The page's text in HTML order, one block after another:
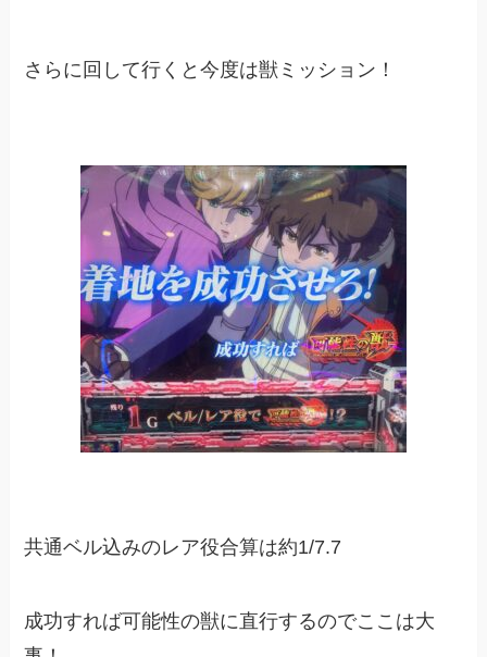
さらに回して行くと今度は獣ミッション！
共通ベル込みのレア役合算は約1/7.7
成功すれば可能性の獣に直行するのでここは大